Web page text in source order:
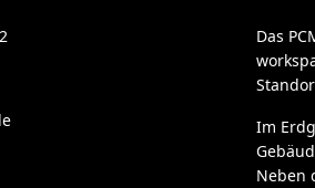
Das
Im
Neben